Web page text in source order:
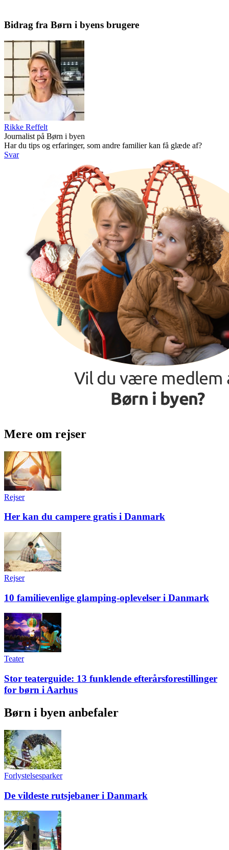
Bidrag fra Børn i byens brugere
Rikke Reffelt
Journalist på Børn i byen
Har du tips og erfaringer, som andre familier kan få glæde af?
Svar
Mere om rejser
Rejser
Her kan du campere gratis i Danmark
Rejser
10 familievenlige glamping-oplevelser i Danmark
Teater
Stor teaterguide: 13 funklende efterårsforestillinger
for børn i Aarhus
Børn i byen anbefaler
Forlystelsesparker
De vildeste rutsjebaner i Danmark